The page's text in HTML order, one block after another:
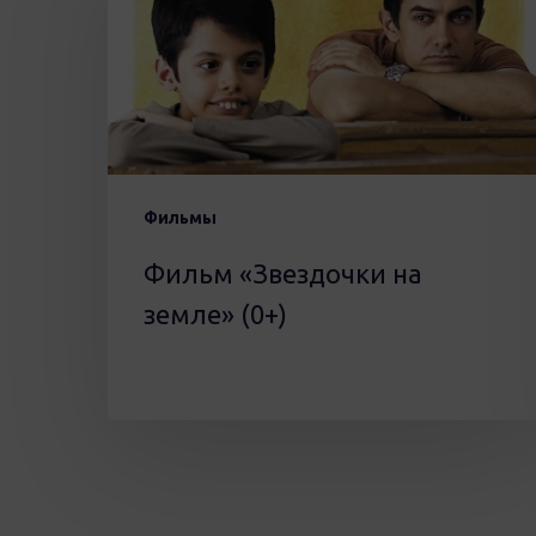
Фильмы
земле»
Фильм «Звездочки на
земле» (0+)